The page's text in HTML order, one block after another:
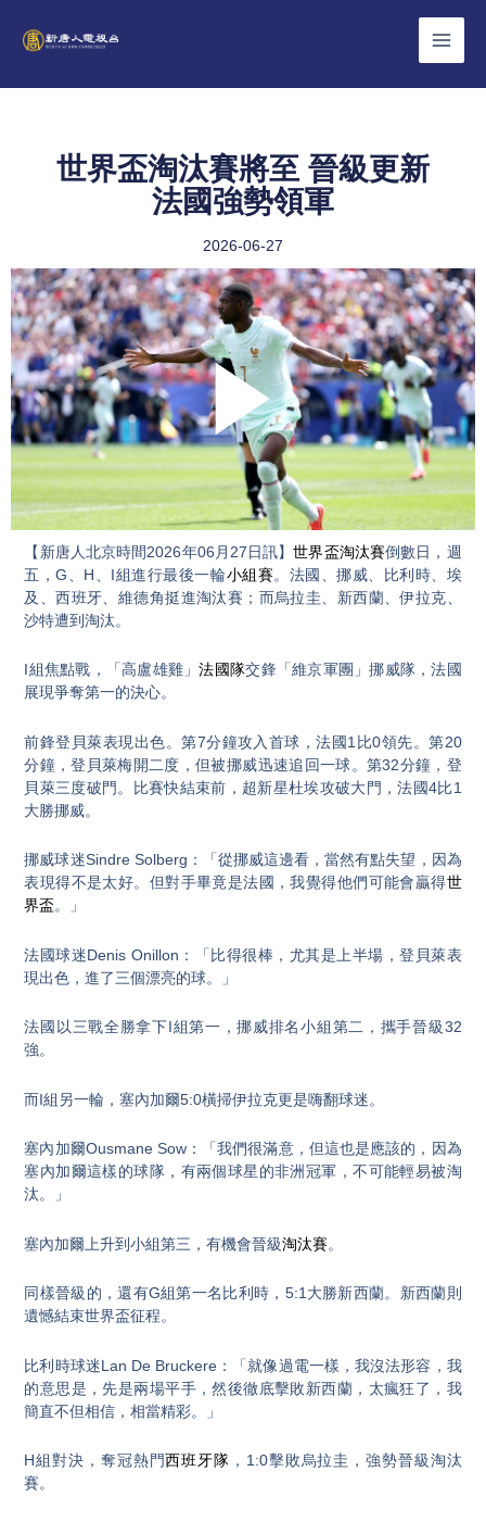
世界盃淘汰賽將至 晉級更新
法國強勢領軍
2026-06-27
Play
Video
【新唐人北京時間2026年06月27日訊】世界盃淘汰賽倒數日，週
五，G、H、I組進行最後一輪小組賽。法國、挪威、比利時、埃
及、西班牙、維德角挺進淘汰賽；而烏拉圭、新西蘭、伊拉克、
沙特遭到淘汰。
I組焦點戰，「高盧雄雞」法國隊交鋒「維京軍團」挪威隊，法國
展現爭奪第一的決心。
前鋒登貝萊表現出色。第7分鐘攻入首球，法國1比0領先。第20
分鐘，登貝萊梅開二度，但被挪威迅速追回一球。第32分鐘，登
貝萊三度破門。比賽快結束前，超新星杜埃攻破大門，法國4比1
大勝挪威。
挪威球迷Sindre Solberg：「從挪威這邊看，當然有點失望，因為
表現得不是太好。但對手畢竟是法國，我覺得他們可能會贏得世
界盃。」
法國球迷Denis Onillon：「比得很棒，尤其是上半場，登貝萊表
現出色，進了三個漂亮的球。」
法國以三戰全勝拿下I組第一，挪威排名小組第二，攜手晉級32
強。
而I組另一輪，塞內加爾5:0橫掃伊拉克更是嗨翻球迷。
塞內加爾Ousmane Sow：「我們很滿意，但這也是應該的，因為
塞內加爾這樣的球隊，有兩個球星的非洲冠軍，不可能輕易被淘
汰。」
塞內加爾上升到小組第三，有機會晉級淘汰賽。
同樣晉級的，還有G組第一名比利時，5:1大勝新西蘭。新西蘭則
遺憾結束世界盃征程。
比利時球迷Lan De Bruckere：「就像過電一樣，我沒法形容，我
的意思是，先是兩場平手，然後徹底擊敗新西蘭，太瘋狂了，我
簡直不但相信，相當精彩。」
H組對決，奪冠熱門西班牙隊 ，1:0擊敗烏拉圭，強勢晉級淘汰
賽。